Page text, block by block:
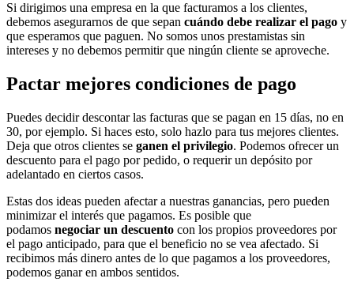
Si dirigimos una empresa en la que facturamos a los clientes,
debemos asegurarnos de que sepan cuándo debe realizar el pago y
que esperamos que paguen. No somos unos prestamistas sin
intereses y no debemos permitir que ningún cliente se aproveche.
Pactar mejores condiciones de pago
Puedes decidir descontar las facturas que se pagan en 15 días, no en
30, por ejemplo. Si haces esto, solo hazlo para tus mejores clientes.
Deja que otros clientes se ganen el privilegio. Podemos ofrecer un
descuento para el pago por pedido, o requerir un depósito por
adelantado en ciertos casos.
Estas dos ideas pueden afectar a nuestras ganancias, pero pueden
minimizar el interés que pagamos. Es posible que
podamos negociar un descuento con los propios proveedores por
el pago anticipado, para que el beneficio no se vea afectado. Si
recibimos más dinero antes de lo que pagamos a los proveedores,
podemos ganar en ambos sentidos.